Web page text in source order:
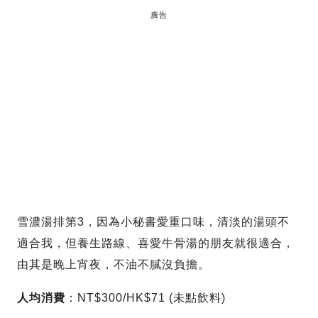
廣告
雪濃湯排第3，因為小秘書愛重口味，清淡的湯頭不
適合我，但養生路線、喜愛牛骨湯的朋友就很適合，
由其是晚上宵夜，不油不膩沒負擔。
人均消費 ：NT$300/HK$71 (未點飲料)